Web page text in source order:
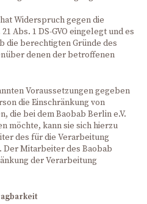
Widerspruch gegen die
Abs. 1 DS-GVO eingelegt und es
die berechtigten Gründe des
denen der betroffenen
Voraussetzungen gegeben
die Einschränkung von
die bei dem Baobab Berlin e.V.
möchte, kann sie sich hierzu
des für die Verarbeitung
Mitarbeiter des Baobab
der Verarbeitung